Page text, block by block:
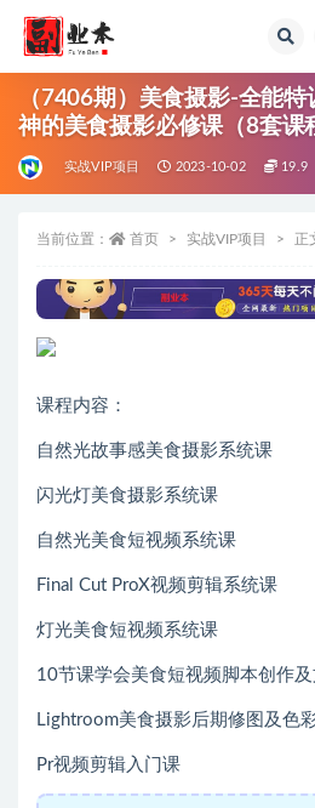
（7406期）美食摄影-全能
神的美食摄影必修课（8套课
实战VIP项目 2023-10-02 19.9
当前位置： 首页 实战VIP项目 正
课程内容：
自然光故事感美食摄影系统课
闪光灯美食摄影系统课
自然光美食短视频系统课
Final Cut ProX视频剪辑系统课
灯光美食短视频系统课
10节课学会美食短视频脚本创作
Lightroom美食摄影后期修图及色
Pr视频剪辑入门课